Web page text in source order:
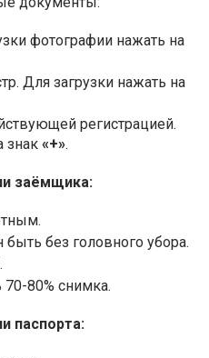
фотографии нажать на
Для загрузки нажать на
регистрацией.
знак «+».
заёмщика:
без головного убора.
80% снимка.
паспорта: